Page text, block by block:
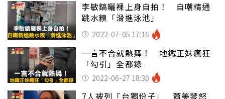
李敏鎬曬裸上身自拍！ 自嘲精通
跳水糗「滑進泳池」
2022-07-05 17:16
一言不合就熱舞！ 地鐵正妹瘋狂
「勾引」全都錄
2022-06-27 18:30
7人被列「台獨份子」 蕭美琴怒